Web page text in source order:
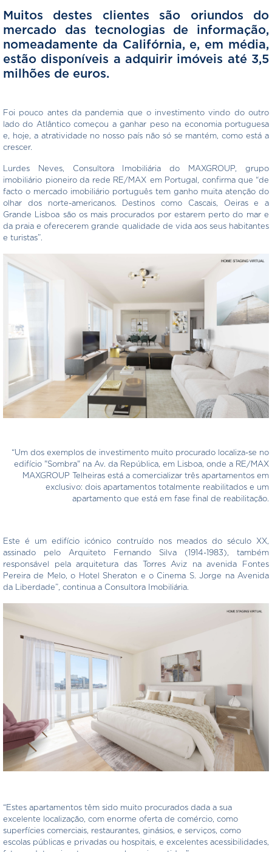
Muitos destes clientes são oriundos do
mercado das tecnologias de informação,
nomeadamente da Califórnia, e, em média,
estão disponíveis a adquirir imóveis até 3,5
milhões de euros.
Foi pouco antes da pandemia que o investimento vindo do outro
lado do Atlântico começou a ganhar peso na economia portuguesa
e, hoje, a atratividade no nosso país não só se mantém, como está a
crescer.
Lurdes Neves, Consultora Imobiliária do MAXGROUP, grupo
imobiliário pioneiro da rede RE/MAX em Portugal, confirma que “de
facto o mercado imobiliário português tem ganho muita atenção do
olhar dos norte-americanos. Destinos como Cascais, Oeiras e a
Grande Lisboa são os mais procurados por estarem perto do mar e
da praia e oferecerem grande qualidade de vida aos seus habitantes
e turistas”.
“Um dos exemplos de investimento muito procurado localiza-se no
edifício "Sombra" na Av. da República, em Lisboa, onde a RE/MAX
MAXGROUP Telheiras está a comercializar três apartamentos em
exclusivo: dois apartamentos totalmente reabilitados e um
apartamento que está em fase final de reabilitação.
Este é um edifício icónico contruído nos meados do século XX,
assinado pelo Arquiteto Fernando Silva (1914-1983), também
responsável pela arquitetura das Torres Aviz na avenida Fontes
Pereira de Melo, o Hotel Sheraton e o Cinema S. Jorge na Avenida
da Liberdade”, continua a Consultora Imobiliária.
“Estes apartamentos têm sido muito procurados dada a sua
excelente localização, com enorme oferta de comércio, como
superfícies comerciais, restaurantes, ginásios, e serviços, como
escolas públicas e privadas ou hospitais, e excelentes acessibilidades,